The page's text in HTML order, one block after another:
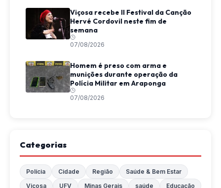
Viçosa recebe II Festival da Canção
Hervé Cordovil neste fim de
semana
07/08/2026
Homem é preso com arma e
munições durante operação da
Polícia Militar em Araponga
07/08/2026
Categorias
Polícia Cidade Região
Saúde & Bem Estar
Viçosa
UFV Minas Gerais saúde
Educação